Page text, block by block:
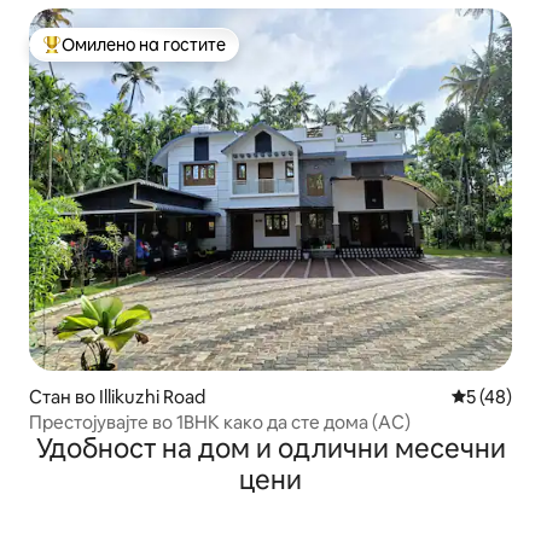
Меѓу најуспешните „Омилени на гостите“
Омилено на гостите
Стан во Illikuzhi Road Просечна
5 (48)
Престојувајте во 1BHK како да сте дома (AC)
Удобност на дом и одлични месечни
цени